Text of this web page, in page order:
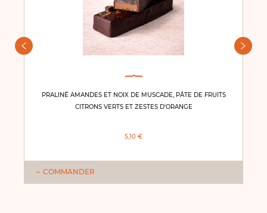
PRALINÉ AMANDES ET NOIX DE MUSCADE, PÂTE DE FRUITS
CITRONS VERTS ET ZESTES D'ORANGE
5,10 €
COMMANDER